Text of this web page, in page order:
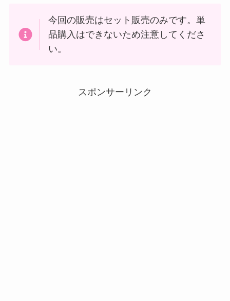
今回の販売はセット販売のみです。単
品購入はできないため注意してくださ
い。
スポンサーリンク